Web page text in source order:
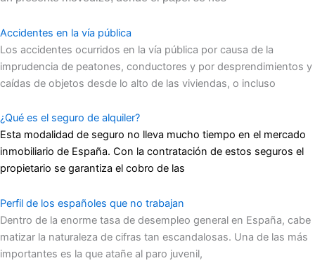
Accidentes en la vía pública
Los accidentes ocurridos en la vía pública por causa de la
imprudencia de peatones, conductores y por desprendimientos y
caídas de objetos desde lo alto de las viviendas, o incluso
¿Qué es el seguro de alquiler?
Esta modalidad de seguro no lleva mucho tiempo en el mercado
inmobiliario de España. Con la contratación de estos seguros el
propietario se garantiza el cobro de las
Perfil de los españoles que no trabajan
Dentro de la enorme tasa de desempleo general en España, cabe
matizar la naturaleza de cifras tan escandalosas. Una de las más
importantes es la que atañe al paro juvenil,